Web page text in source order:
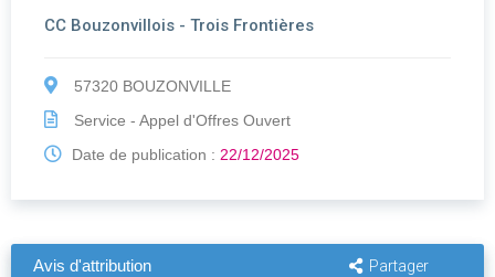
CC Bouzonvillois - Trois Frontières
57320 BOUZONVILLE
Service - Appel d'Offres Ouvert
Date de publication : 22/12/2025
Avis d'attribution Partager